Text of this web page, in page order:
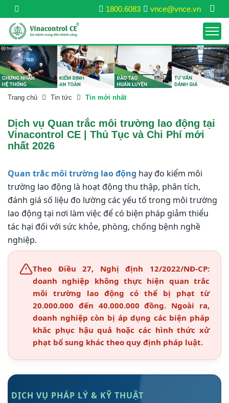
vnce@vnce.vn
1800.6083
Trang chủ Tin tức Tin mới nhất
Dịch vụ Quan trắc môi trường lao động tại
Vinacontrol CE | Thủ Tục và Chi Phí mới
nhất 2026
Quan trắc môi trường lao động hay đo kiểm môi
trường lao động là hoạt động thu thập, phân tích,
đánh giá số liệu đo lường các yếu tố trong môi trường
lao động tại nơi làm việc để có biện pháp giảm thiểu
tác hại đối với sức khỏe, phòng, chống bệnh nghề
nghiệp.
Theo Điều 27, Nghị định 12/2022/NĐ-CP:
doanh nghiệp không thực hiện quan trắc
môi trường lao động có thể bị phạt từ
20.000.000 đến 40.000.000 đồng. Ngoài ra,
doanh nghiệp còn bị áp dụng các biện pháp
khắc phục hậu quả hoặc các hình thức xử
phạt bổ sung khác theo quy định pháp luật.
DỊCH VỤ PHÁP LÝ & KỸ THUẬT